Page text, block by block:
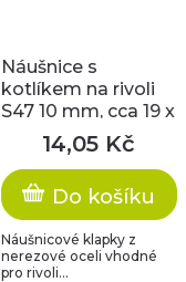
Náušnice s
kotlíkem na rivoli
S47 10 mm, cca 19 x
11 mm14,05 Kč
Do košíku
Náušnicové klapky z
nerezové oceli vhodné
pro rivoli...